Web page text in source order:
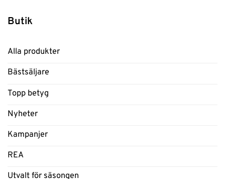
Butik
Alla produkter
Bästsäljare
Topp betyg
Nyheter
Kampanjer
REA
Utvalt för säsongen